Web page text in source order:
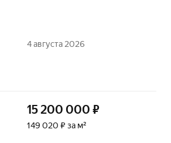
4 августа 2026
15 200 000 ₽
149 020 ₽ за м²